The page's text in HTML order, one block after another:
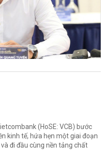
(HoSE: VCB) bước
kinh tế, hứa hẹn một giai đoạn
đi đầu cùng nền tảng chất